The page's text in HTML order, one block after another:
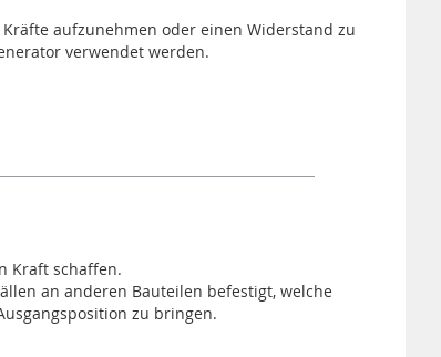
aufzunehmen oder einen Widerstand zu
verwendet werden.
Kraft schaffen.
an anderen Bauteilen befestigt, welche
zu bringen.